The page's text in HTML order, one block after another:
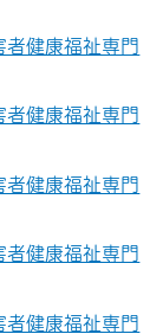
健康福祉専門
健康福祉専門
健康福祉専門
健康福祉専門
健康福祉専門